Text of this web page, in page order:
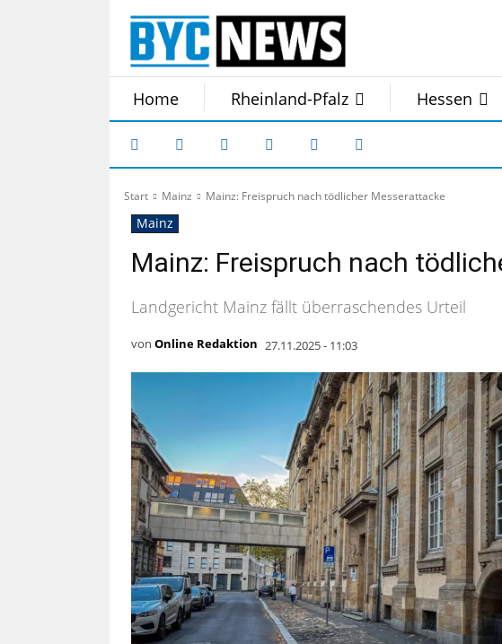
Home Rheinland-Pfalz Hessen
Start Mainz Mainz: Freispruch nach tödlicher Messerattacke
Mainz
Mainz: Freispruch nach
Landgericht Mainz fällt überraschendes Urteil
von Online Redaktion 27.11.2025 - 11:03